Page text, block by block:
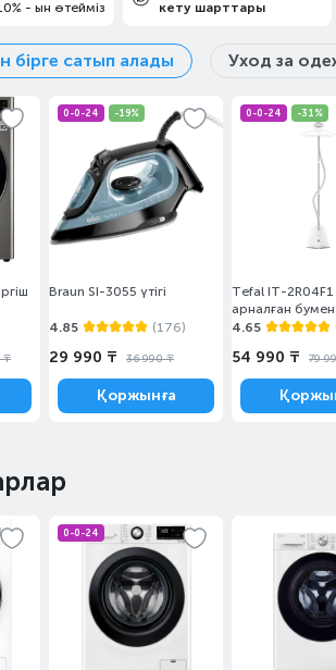
- ын өтейміз
кету шарттары
бірге сатып алады Уход за
₸
0-0-24 -19%
Braun SI-3055 үтігі
4.85 (176)
29 990 ₸ 36 990 ₸
Қоржынға
0-0-24 -31%
Tefal IT-2R04F1
арналған бумен
4.65
54 990 ₸ 79
0-0-24